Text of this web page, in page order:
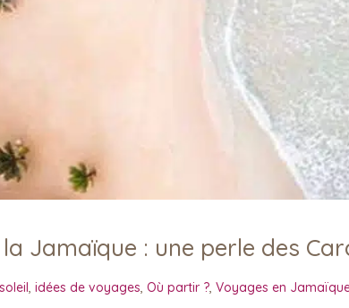
la Jamaïque : une perle des
, idées de voyages, Où partir ?, Voyages en